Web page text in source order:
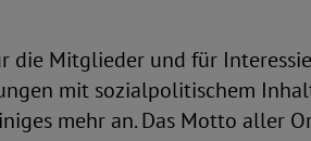
Mitglieder und für
mit sozialpolitischem
mehr an. Das Motto aller